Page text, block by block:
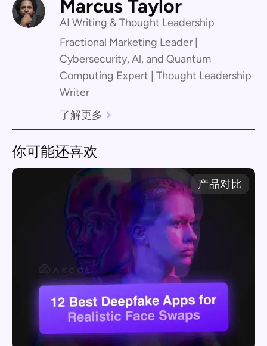
Marcus Taylor
AI Writing & Thought Leadership
Fractional Marketing Leader |
Cybersecurity, Al, and Quantum
Computing Expert | Thought Leadership
Writer
了解更多
你可能还喜欢
产品对比